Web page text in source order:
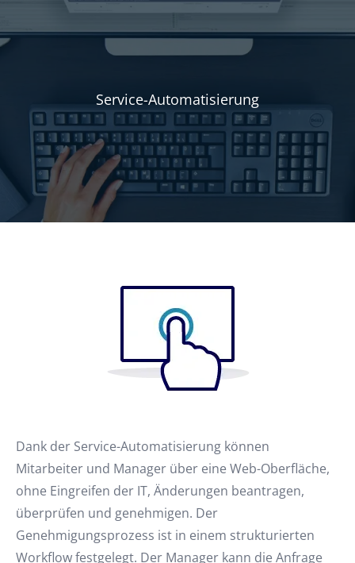
Service-Automatisierung
Dank der Service-Automatisierung können
Mitarbeiter und Manager über eine Web-Oberfläche,
ohne Eingreifen der IT, Änderungen beantragen,
überprüfen und genehmigen. Der
Genehmigungsprozess ist in einem strukturierten
Workflow festgelegt. Der Manager kann die Anfrage